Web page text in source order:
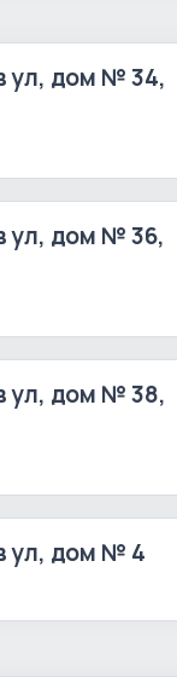
ул, дом № 34,
ул, дом № 36,
ул, дом № 38,
ул, дом № 4